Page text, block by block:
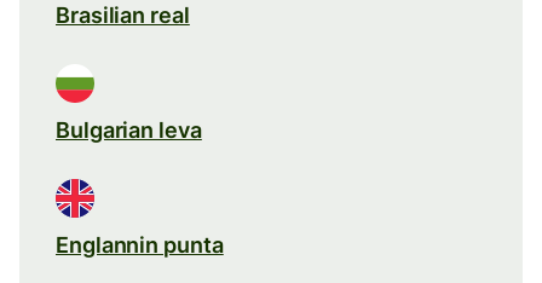
Brasilian real
Bulgarian leva
Englannin punta